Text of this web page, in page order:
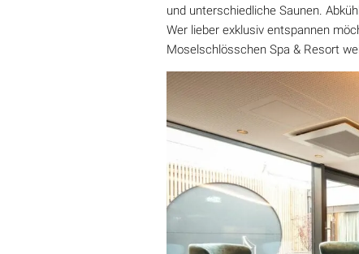
und unterschiedliche Saunen.
Wer lieber exklusiv entspannen
Moselschlösschen Spa & Resort